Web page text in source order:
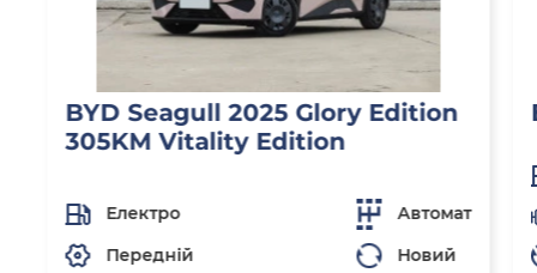
BYD Seagull 2025 Glory Edition
305KM Vitality Edition
Електро
Автомат
Передній
Новий